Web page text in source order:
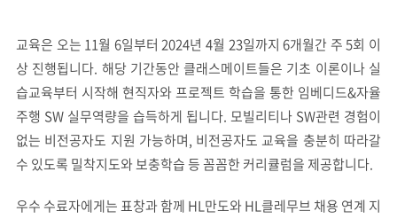
교육은 오는 11월 6일부터 2024년 4월 23일까지 6개월간 주 5회 이
상 진행됩니다. 해당 기간동안 클래스메이트들은 기초 이론이나 실
습교육부터 시작해 현직자와 프로젝트 학습을 통한 임베디드&자율
주행 SW 실무역량을 습득하게 됩니다. 모빌리티나 SW관련 경험이
없는 비전공자도 지원 가능하며, 비전공자도 교육을 충분히 따라갈
수 있도록 밀착지도와 보충학습 등 꼼꼼한 커리큘럼을 제공합니다.
우수 수료자에게는 표창과 함께 HL만도와 HL클레무브 채용 연계 지